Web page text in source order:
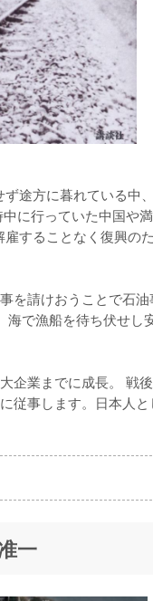
途方に暮れている中
に行っていた中国や
することなく復興の
を請けおうことで石
で漁船を待ち伏せし
企業までに成長。 戦
従事します。日本人
一